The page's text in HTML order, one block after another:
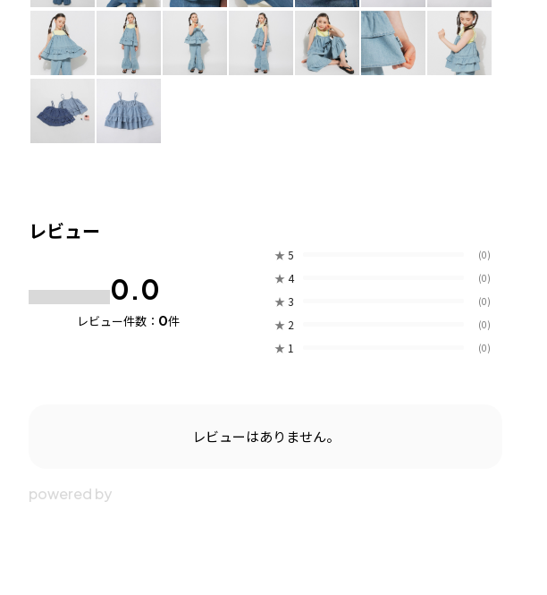
レビュー
0.0
レビュー件数： 0件
★ 5 (0)
★ 4 (0)
★ 3 (0)
★ 2 (0)
★ 1 (0)
レビューはありません。